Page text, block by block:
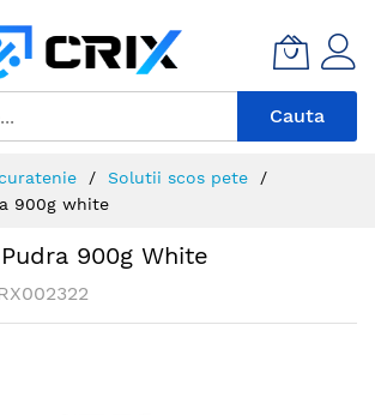
Cauta
Solutii scos pete
900g white
900g White